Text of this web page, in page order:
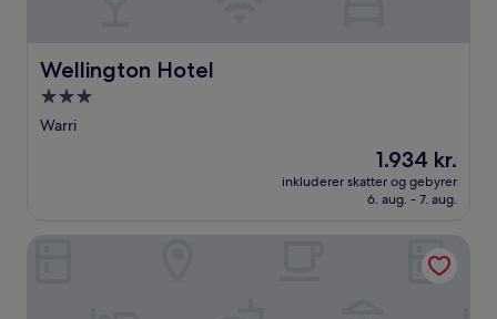
Wellington Hotel
Wellington Hotel
3.0-
stjernet
Warri
Prisen
er
1.934 kr.
1.934 kr.
inkluderer skatter og gebyrer
6. aug. - 7. aug.